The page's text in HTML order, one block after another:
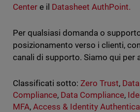
Centere il Datasheet AuthPoint.
Per qualsiasi domanda o
posizionamento verso i clienti,
canali di supporto. Siamo qui per
Classificati sotto: Zero Trust,
Compliance, Data Compliance,
MFA, Access & Identity